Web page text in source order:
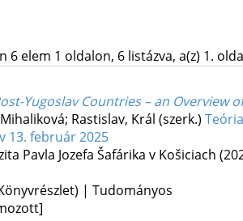
6 elem 1 oldalon, 6 listázva, a(z) 1.
Yugoslav Countries – an Overview
Rastislav, Král (szerk.)
13. február 2025
Pavla Jozefa Šafárika v Košiciach
| Tudományos